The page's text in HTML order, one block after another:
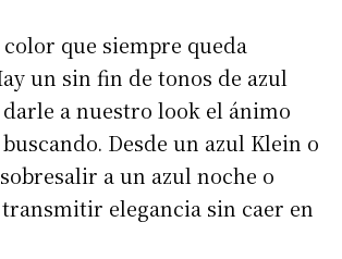
que siempre queda
un sin fin de tonos de azul
a nuestro look el ánimo
Desde un azul Klein o
a un azul noche o
elegancia sin caer en